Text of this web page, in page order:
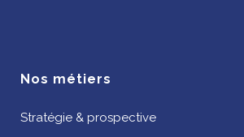
Nos métiers
Stratégie & prospective